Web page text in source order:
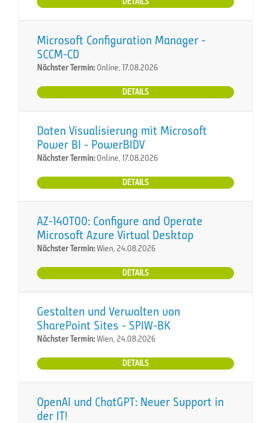
Microsoft Configuration Manager -
SCCM-CD
Nächster Termin:Online, 17.08.2026
DETAILS
Daten Visualisierung mit Microsoft
Power BI - PowerBIDV
Nächster Termin:Online, 17.08.2026
DETAILS
AZ-140T00: Configure and Operate
Microsoft Azure Virtual Desktop
Nächster Termin:Wien, 24.08.2026
DETAILS
Gestalten und Verwalten von
SharePoint Sites - SPIW-BK
Nächster Termin:Wien, 24.08.2026
DETAILS
OpenAI und ChatGPT: Neuer Support in
der IT!